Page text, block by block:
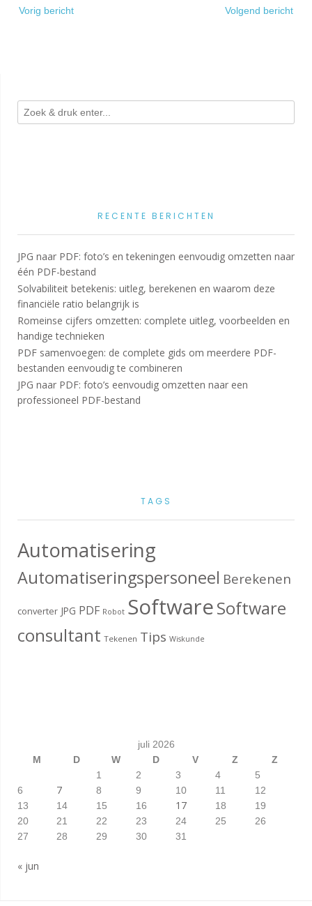
navigatie
Vorig bericht Volgend bericht
RECENTE BERICHTEN
JPG naar PDF: foto’s en tekeningen eenvoudig omzetten naar
één PDF-bestand
Solvabiliteit betekenis: uitleg, berekenen en waarom deze
financiële ratio belangrijk is
Romeinse cijfers omzetten: complete uitleg, voorbeelden en
handige technieken
PDF samenvoegen: de complete gids om meerdere PDF-
bestanden eenvoudig te combineren
JPG naar PDF: foto’s eenvoudig omzetten naar een
professioneel PDF-bestand
TAGS
Automatisering
Automatiseringspersoneel Berekenen
converter JPG PDF Robot SoftwareSoftware
consultant Tekenen Tips Wiskunde
juli 2026
M
D W D V Z
Z
1
2 3 4
5
6
7 8 9 10 11
12
13
14 15 16 17 18
19
20
21 22 23 24 25
26
27
28 29 30 31
« jun